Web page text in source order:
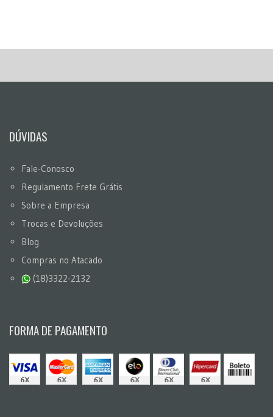
DÚVIDAS
Fale-Conosco
Regulamento Frete Grátis
Sobre a Empresa
Trocas e Devoluções
Blog
Compras no Atacado
(18)3322-2132
FORMA DE PAGAMENTO